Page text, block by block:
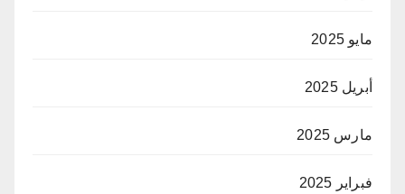
مايو 2025
أبريل 2025
مارس 2025
فبراير 2025